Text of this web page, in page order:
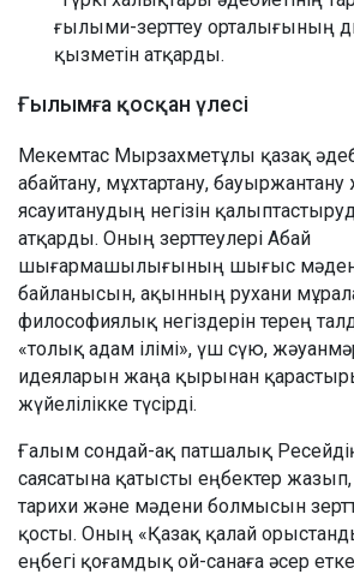
ғылыми-зерттеу орталығының
қызметін атқарды.
Ғылымға қосқан үлесі
Мекемтас Мырзахметұлы қазақ
абайтану, мұхтартану, бауыржантану
ясауитанудың негізін
атқарды. Оның зерттеулері Абай
шығармашылығының шығыс
байланысын, ақынның рухани
философиялық негіздерін терең
«толық адам ілімі», үш сүю,
идеяларын жаңа қырынан
жүйелілікке түсірді.
Ғалым сондай-ақ патшалық
саясатына қатысты еңбектер
тарихи және мәдени болмысын
қосты. Оның «Қазақ қалай
еңбегі қоғамдық ой-санаға әсер